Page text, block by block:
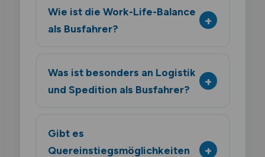
Wie ist die Work-Life-Balance
als Busfahrer?
Was ist besonders an Logistik
und Spedition als Busfahrer?
Gibt es
Quereinstiegsmöglichkeiten